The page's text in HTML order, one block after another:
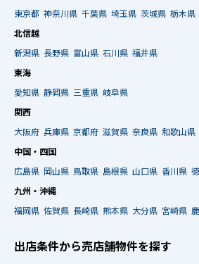
東京都 神奈川県 千葉県 埼玉県 茨城県 栃木県
北信越
新潟県 長野県 富山県 石川県 福井県
東海
愛知県 静岡県 三重県 岐阜県
関西
大阪府 兵庫県 京都府 滋賀県 奈良県 和歌山県
中国・四国
広島県 岡山県 鳥取県 島根県 山口県 香川県
九州・沖縄
福岡県 佐賀県 長崎県 熊本県 大分県 宮崎県
出店条件から売店舗物件を探す